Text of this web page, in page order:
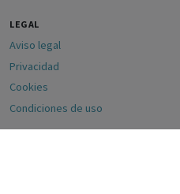
LEGAL
Aviso legal
Privacidad
Cookies
Condiciones de uso